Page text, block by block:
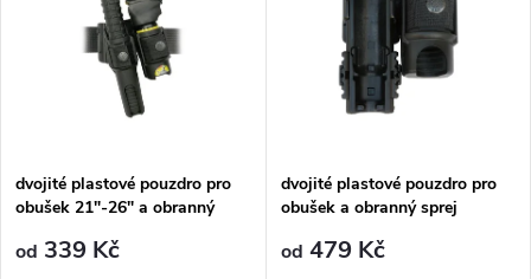
p
r
Abecedně
s
p
dvojité plastové pouzdro pro
obušek 21"-26" a obranný
od 339 Kč
dvojité plastové pouzdro pro
obušek a obranný sprej
od 479 Kč